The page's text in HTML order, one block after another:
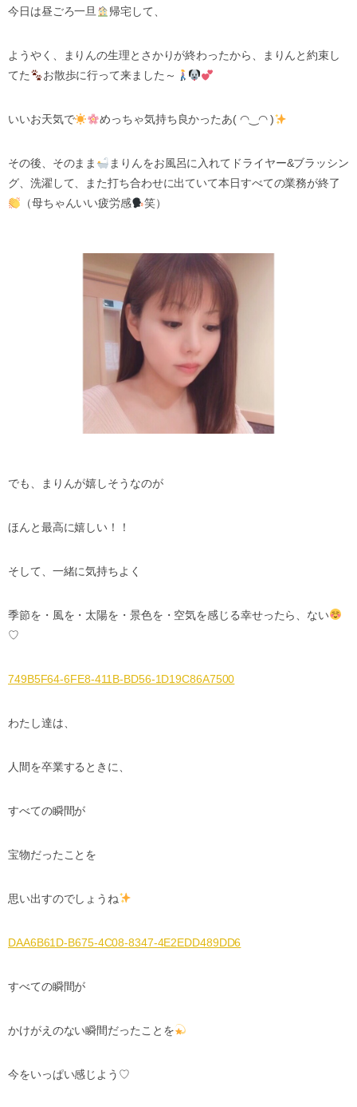
今日は昼ごろ一旦 帰宅して、
ようやく、まりんの生理とさかりが終わったから、まりんと約束し
てた
お散歩に行って来ました～
いいお天気で めっちゃ気持ち良かったあ( ◠‿◠ )
その後、そのまま
まりんをお風呂に入れてドライヤー&ブラッシン
グ、洗濯して、また打ち合わせに出ていて本日すべての業務が終了
（母ちゃんいい疲労感
笑）
でも、まりんが嬉しそうなのが
ほんと最高に嬉しい！！
そして、一緒に気持ちよく
季節を・風を・太陽を・景色を・空気を感じる幸せったら、ない
♡
749B5F64-6FE8-411B-BD56-1D19C86A7500
わたし達は、
人間を卒業するときに、
すべての瞬間が
宝物だったことを
思い出すのでしょうね
DAA6B61D-B675-4C08-8347-4E2EDD489DD6
すべての瞬間が
かけがえのない瞬間だったことを
今をいっぱい感じよう♡